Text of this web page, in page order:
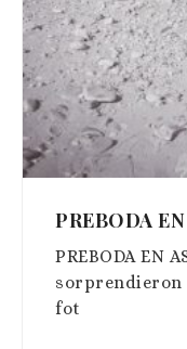
PREBODA
PREBODA EN
sorprendieron
fot